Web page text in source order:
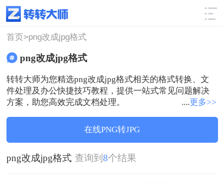
使用技巧 筛选
首页>png改成jpg格式
png改成jpg格式
转转大师为您精选png改成jpg格式相关的格式转换、文
件处理及办公快捷技巧教程，提供一站式常见问题解决
方案，助您高效完成文档处理。
....更多>>
在线PNG转JPG
png改成jpg格式 查询到8个结果